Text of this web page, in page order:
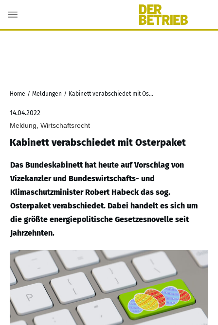
Home / Meldungen / Kabinett verabschiedet mit Osterpaket
14.04.2022
Meldung, Wirtschaftsrecht
Kabinett verabschiedet mit Osterpaket
Das Bundeskabinett hat heute auf Vorschlag von
Vizekanzler und Bundeswirtschafts- und
Klimaschutzminister Robert Habeck das sog.
Osterpaket verabschiedet. Dabei handelt es sich um
die größte energiepolitische Gesetzesnovelle seit
Jahrzehnten.